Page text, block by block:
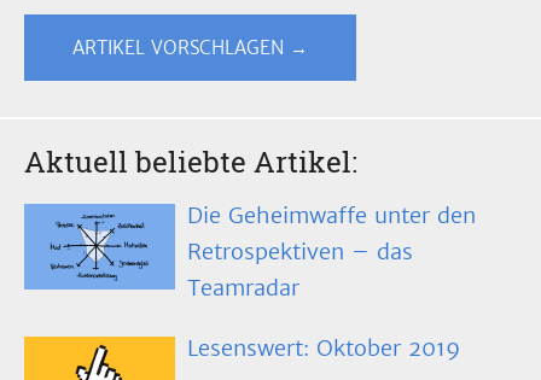
ARTIKEL VORSCHLAGEN →
Aktuell beliebte Artikel:
Die Geheimwaffe unter den
Retrospektiven – das
Teamradar
Lesenswert: Oktober 2019